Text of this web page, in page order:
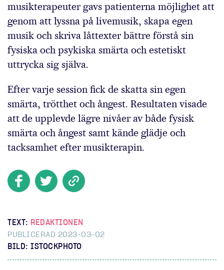
musikterapeuter gavs patienterna möjlighet att
genom att lyssna på livemusik, skapa egen
musik och skriva låttexter bättre förstå sin
fysiska och psykiska smärta och estetiskt
uttrycka sig själva.
Efter varje session fick de skatta sin egen
smärta, trötthet och ångest. Resultaten visade
att de upplevde lägre nivåer av både fysisk
smärta och ångest samt kände glädje och
tacksamhet efter musikterapin.
TEXT: REDAKTIONEN
PUBLICERAD 2023-03-02
BILD: ISTOCKPHOTO